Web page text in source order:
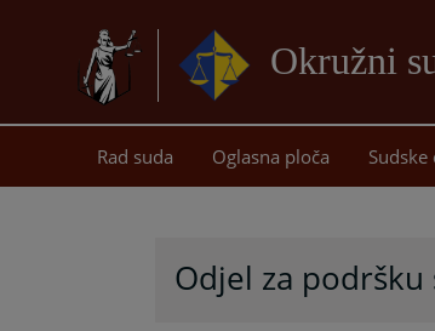
Okružni
Rad suda Oglasna ploča
Odjel za podršku